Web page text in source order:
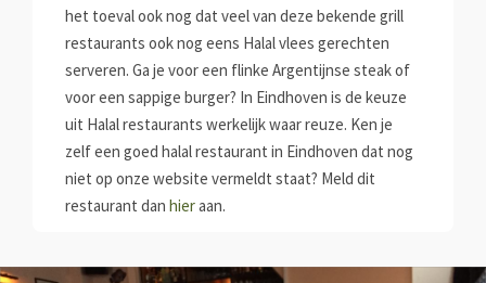
het toeval ook nog dat veel van deze bekende grill
restaurants ook nog eens Halal vlees gerechten
serveren. Ga je voor een flinke Argentijnse steak of
voor een sappige burger? In Eindhoven is de keuze
uit Halal restaurants werkelijk waar reuze. Ken je
zelf een goed halal restaurant in Eindhoven dat nog
niet op onze website vermeldt staat? Meld dit
restaurant dan hieraan.